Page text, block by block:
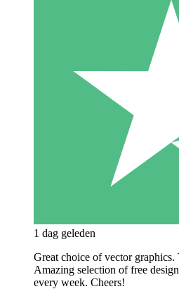
1 dag geleden
Great choice of vector graphics.
Amazing selection of free
every week. Cheers!